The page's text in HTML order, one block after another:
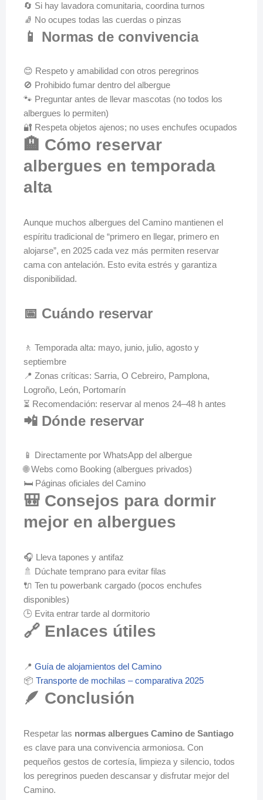
🔄 Si hay lavadora comunitaria, coordina turnos
🧦 No ocupes todas las cuerdas o pinzas
📱 Normas de convivencia
😊 Respeto y amabilidad con otros peregrinos
🚫 Prohibido fumar dentro del albergue
🐾 Preguntar antes de llevar mascotas (no todos los
albergues lo permiten)
🔐 Respeta objetos ajenos; no uses enchufes ocupados
🏨 Cómo reservar
albergues en temporada
alta
Aunque muchos albergues del Camino mantienen el
espíritu tradicional de “primero en llegar, primero en
alojarse”, en 2025 cada vez más permiten reservar
cama con antelación. Esto evita estrés y garantiza
disponibilidad.
📅 Cuándo reservar
🚶 Temporada alta: mayo, junio, julio, agosto y
septiembre
📍 Zonas críticas: Sarria, O Cebreiro, Pamplona,
Logroño, León, Portomarín
⏳ Recomendación: reservar al menos 24–48 h antes
📲 Dónde reservar
📱 Directamente por WhatsApp del albergue
🌐 Webs como Booking (albergues privados)
🛏️ Páginas oficiales del Camino
🎒 Consejos para dormir
mejor en albergues
🎧 Lleva tapones y antifaz
🚿 Dúchate temprano para evitar filas
🔌 Ten tu powerbank cargado (pocos enchufes
disponibles)
🕒 Evita entrar tarde al dormitorio
🔗 Enlaces útiles
📍 Guía de alojamientos del Camino
📦 Transporte de mochilas – comparativa 2025
🪶 Conclusión
Respetar las normas albergues Camino de Santiago
es clave para una convivencia armoniosa. Con
pequeños gestos de cortesía, limpieza y silencio, todos
los peregrinos pueden descansar y disfrutar mejor del
Camino.